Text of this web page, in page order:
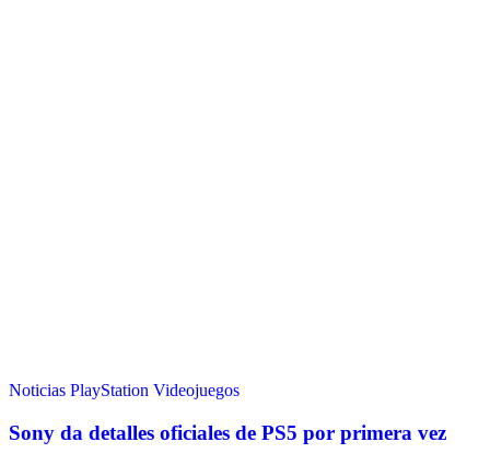
Noticias PlayStation Videojuegos
Sony da detalles oficiales de PS5 por primera vez